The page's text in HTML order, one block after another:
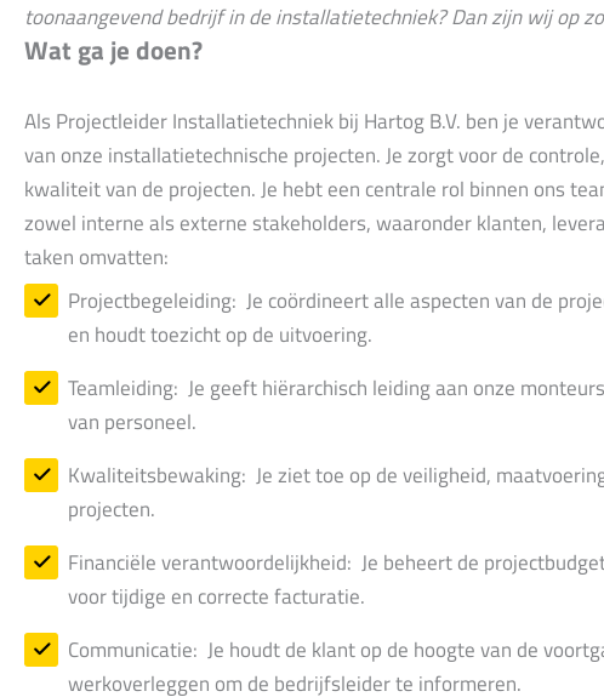
toonaangevend bedrijf in de installatietechniek? Dan zijn wij op
Wat ga je doen?
Als Projectleider Installatietechniek bij Hartog B.V. ben je
van onze installatietechnische projecten. Je zorgt voor de
kwaliteit van de projecten. Je hebt een centrale rol binnen ons
zowel interne als externe stakeholders, waaronder klanten,
taken omvatten:
Projectbegeleiding: Je coördineert alle aspecten van de
en houdt toezicht op de uitvoering.
Teamleiding: Je geeft hiërarchisch leiding aan onze
van personeel.
Kwaliteitsbewaking: Je ziet toe op de veiligheid,
projecten.
Financiële verantwoordelijkheid: Je beheert de
voor tijdige en correcte facturatie.
Communicatie: Je houdt de klant op de hoogte van de
werkoverleggen om de bedrijfsleider te informeren.